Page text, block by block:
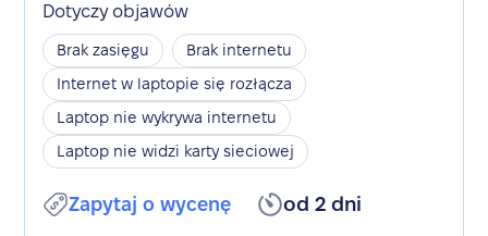
Dotyczy objawów
Brak zasięgu
Brak internetu
Internet w laptopie się rozłącza
Laptop nie wykrywa internetu
Laptop nie widzi karty sieciowej
Zapytaj o wycenę od 2 dni